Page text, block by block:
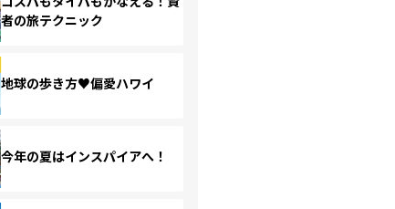
者の旅テクニック
地球の歩き方♥偏愛ハワイ
今年の夏はインスパイアへ！